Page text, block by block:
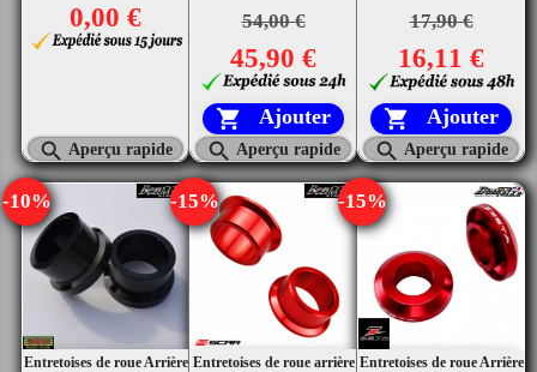
0,00 €
 Aperçu rapide
54,00 €
45,90 €
 Ajouter
 Aperçu rapide
17,90 €
16,11 €
 Ajouter
 Aperçu rapide
Entretoises de roue Arrière
-10%
Entretoises de roue arrière
-15%
Entretoises de roue Arrière
-15%